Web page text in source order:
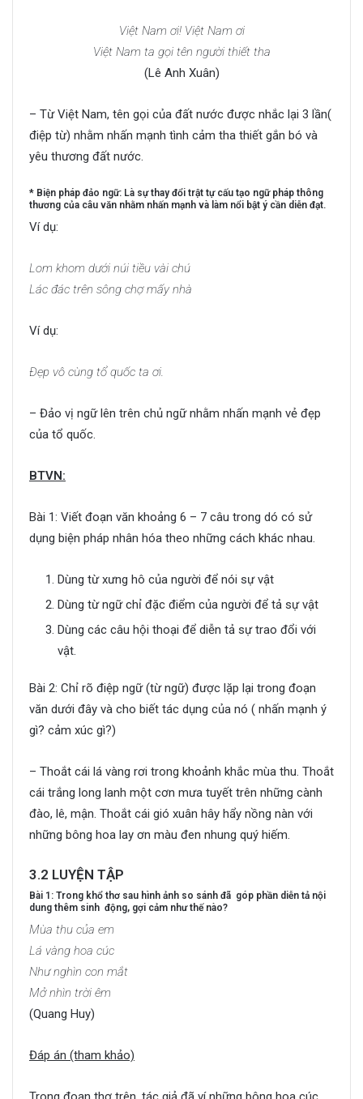
Việt Nam ơi! Việt Nam ơi
Việt Nam ta gọi tên người thiết tha
(Lê Anh Xuân)
– Từ Việt Nam, tên gọi của đất nước được nhắc lại 3 lần(
điệp từ) nhằm nhấn mạnh tình cảm tha thiết gắn bó và
yêu thương đất nước.
* Biện pháp đảo ngữ: Là sự thay đổi trật tự cấu tạo ngữ pháp thông
thương của câu văn nhằm nhấn mạnh và làm nổi bật ý cần diễn đạt.
Ví dụ:
Lom khom dưới núi tiều vài chú
Lác đác trên sông chợ mấy nhà
Ví dụ:
Đẹp vô cùng tổ quốc ta ơi.
– Đảo vị ngữ lên trên chủ ngữ nhằm nhấn mạnh vẻ đẹp
của tổ quốc.
BTVN:
Bài 1: Viết đoạn văn khoảng 6 – 7 câu trong dó có sử
dụng biện pháp nhân hóa theo những cách khác nhau.
Dùng từ xưng hô của người để nói sự vật
Dùng từ ngữ chỉ đặc điểm của người để tả sự vật
Dùng các câu hội thoại để diễn tả sự trao đổi với
vật.
Bài 2: Chỉ rõ điệp ngữ (từ ngữ) được lặp lại trong đoạn
văn dưới đây và cho biết tác dụng của nó ( nhấn mạnh ý
gì? cảm xúc gì?)
– Thoắt cái lá vàng rơi trong khoảnh khắc mùa thu. Thoắt
cái trắng long lanh một cơn mưa tuyết trên những cành
đào, lê, mận. Thoắt cái gió xuân hây hẩy nồng nàn với
những bông hoa lay ơn màu đen nhung quý hiếm.
3.2 LUYỆN TẬP
Bài 1: Trong khổ thơ sau hình ảnh so sánh đã góp phần diễn tả nội
dung thêm sinh động, gợi cảm như thế nào?
Mùa thu của em
Lá vàng hoa cúc
Như nghìn con mắt
Mở nhìn trời êm
(Quang Huy)
Đáp án (tham khảo)